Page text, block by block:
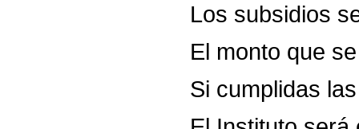
Los subsidios
El monto que se
Si cumplidas las